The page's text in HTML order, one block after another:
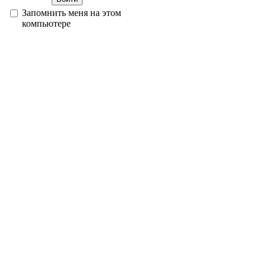
Запомнить меня на этом
компьютере